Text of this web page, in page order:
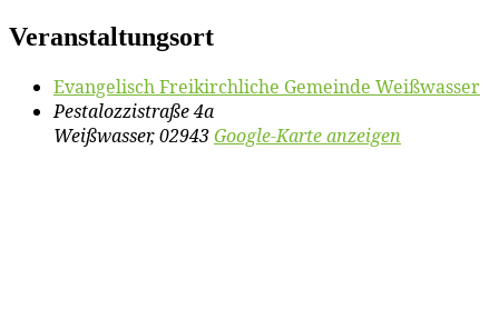
Veranstaltungsort
Evan­ge­lisch Frei­kirch­li­che Ge­mein­de Weißwasser
Pestalozzistraße 4a
Weißwasser,02943Google-Karte anzeigen